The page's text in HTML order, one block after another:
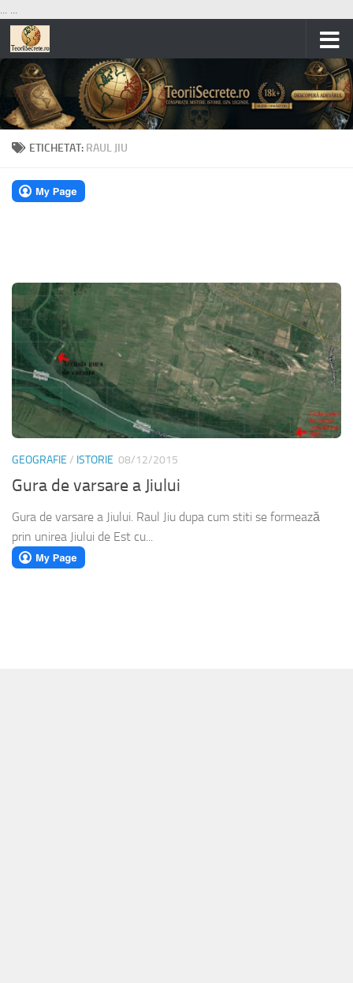
... ...
Skip to content
ETICHETAT: RAUL JIU
GEOGRAFIE / ISTORIE 08/12/2015
Gura de varsare a Jiului
Gura de varsare a Jiului. Raul Jiu dupa cum stiti se formează
prin unirea Jiului de Est cu...